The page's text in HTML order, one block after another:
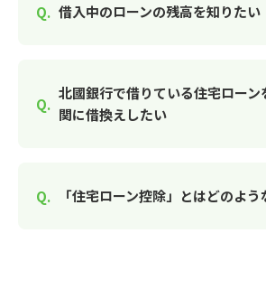
借入中のローンの残高を知りたい
北國銀行で借りている住宅ローン
関に借換えしたい
「住宅ローン控除」とはどのよ